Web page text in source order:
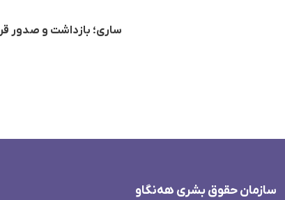
ساری؛ بازداشت و صدور
سازمان حقوق بشری هەنگاو